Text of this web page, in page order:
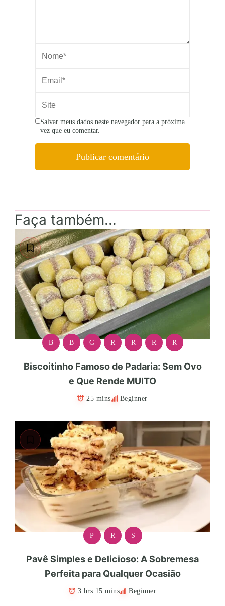
Salvar meus dados neste navegador para a próxima
vez que eu comentar.
Faça também...
B B G R R R R
Biscoitinho Famoso de Padaria: Sem Ovo
e Que Rende MUITO
25 mins Beginner
P R S
Pavê Simples e Delicioso: A Sobremesa
Perfeita para Qualquer Ocasião
3 hrs 15 mins Beginner